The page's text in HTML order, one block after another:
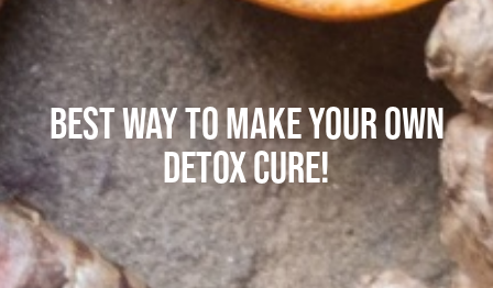
BEST WAY TO MAKE YOUR OWN
DETOX CURE!